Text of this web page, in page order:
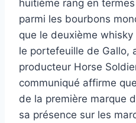
huitième rang en
parmi les bourbons
que le deuxième
le portefeuille de Gallo,
producteur Horse
communiqué affirme
de la première marque
sa présence sur les